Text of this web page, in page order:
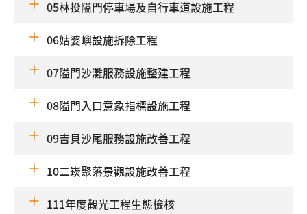
05林投隘門停車場及自行車道設施工程
06姑婆嶼設施拆除工程
07隘門沙灘服務設施整建工程
08隘門入口意象指標設施工程
09吉貝沙尾服務設施改善工程
10二崁聚落景觀設施改善工程
111年度觀光工程生態檢核